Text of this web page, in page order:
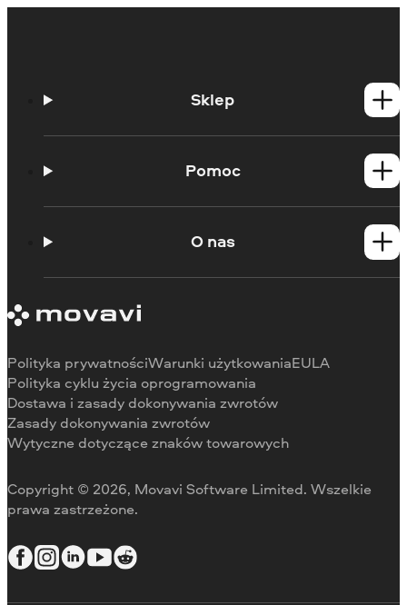
Sklep
Produkty dla Mac
Pomoc
Portal edukacyjny
Ograniczenia wersji próbnej
Zwrot środków
O nas
Referencje
Dlaczego warto wybrać nas
Do pracy
Copyright © 2026, Movavi Software Limited. Wszelkie
prawa zastrzeżone.
Polityka prywatnościWarunki użytkowaniaEULA
Polityka cyklu życia oprogramowania
Dostawa i zasady dokonywania zwrotów
Zasady dokonywania zwrotów
Wytyczne dotyczące znaków towarowych